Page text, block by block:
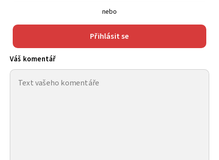
nebo
Přihlásit se
Váš komentář